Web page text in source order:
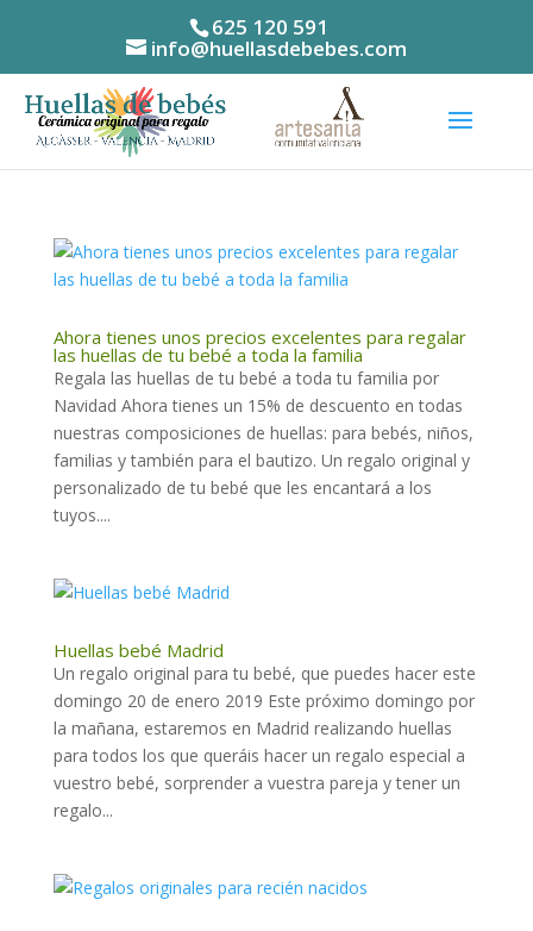
625 120 591
info@huellasdebebes.com
Ahora tienes unos precios excelentes para regalar
las huellas de tu bebé a toda la familia
Regala las huellas de tu bebé a toda tu familia por
Navidad Ahora tienes un 15% de descuento en todas
nuestras composiciones de huellas: para bebés, niños,
familias y también para el bautizo. Un regalo original y
personalizado de tu bebé que les encantará a los
tuyos....
Huellas bebé Madrid
Un regalo original para tu bebé, que puedes hacer este
domingo 20 de enero 2019 Este próximo domingo por
la mañana, estaremos en Madrid realizando huellas
para todos los que queráis hacer un regalo especial a
vuestro bebé, sorprender a vuestra pareja y tener un
regalo...